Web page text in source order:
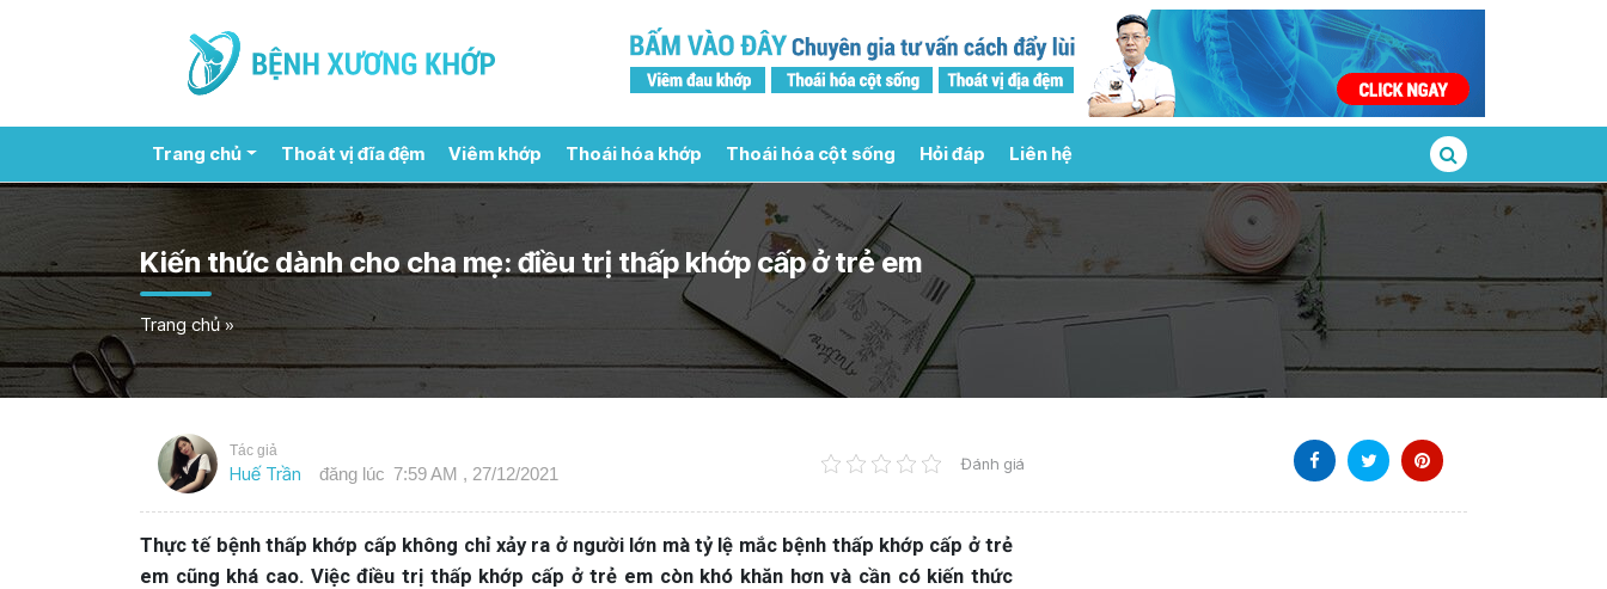
Trang chủ Thoát vị đĩa đệm Viêm khớp Thoái hóa khớp Thoái hóa cột sống Hỏi đáp Liên hệ
Kiến thức dành cho cha mẹ: điều trị thấp khớp cấp ở trẻ em
Trang chủ»
Tác giả
Huế Trần đăng lúc 7:59 AM , 27/12/2021 Đánh giá
Thực tế bệnh thấp khớp cấp không chỉ xảy ra ở người lớn mà tỷ lệ mắc bệnh thấp khớp cấp ở trẻ
em cũng khá cao. Việc điều trị thấp khớp cấp ở trẻ em còn khó khăn hơn và cần có kiến thức